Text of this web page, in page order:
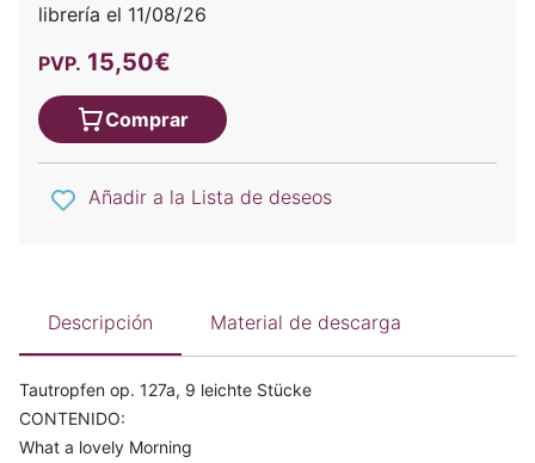
librería el 11/08/26
PVP. 15,50€
Comprar
Añadir a la Lista de deseos
Descripción Material de descarga
Tautropfen op. 127a, 9 leichte Stücke
CONTENIDO:
What a lovely Morning